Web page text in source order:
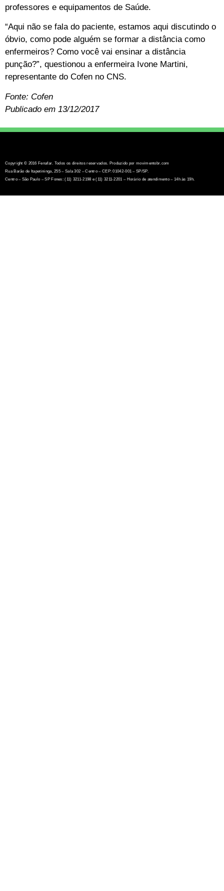
professores e equipamentos de Saúde.
“Aqui não se fala do paciente, estamos aqui discutindo o
óbvio, como pode alguém se formar a distância como
enfermeiros? Como você vai ensinar a distância
punção?”, questionou a enfermeira Ivone Martini,
representante do Cofen no CNS.
Fonte: Cofen
Publicado em 13/12/2017
Copyright © 2016 Fenafar. Todos os direitos reservados. Produzido por movimentobr.com
Rua Barão de Itapetininga, 255 – Sala 302 – Centro – CEP: 01042-001 – SP/SP.
Centro – São Paulo – SP Fones: (11) 3211-2198 e (11) 3211-2201 – Horário de atendimento – 14h às 19h.